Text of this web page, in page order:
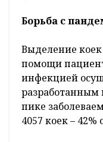
Борьба с
Выделение
помощи
инфекцией
пике
4057 коек –